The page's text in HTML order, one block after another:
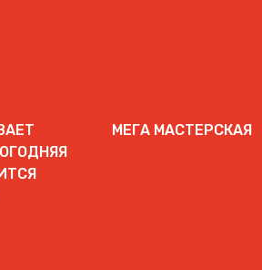
МЕГА МАСТЕРСКАЯ